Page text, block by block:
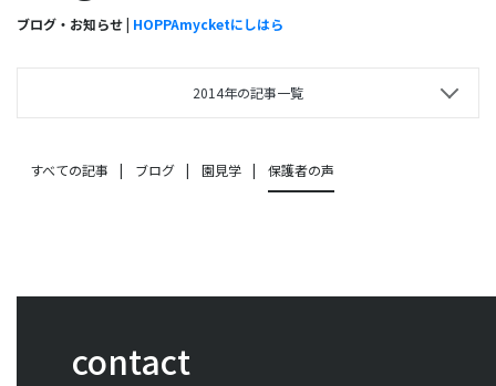
ブログ・お知らせ | HOPPAmycketにしはら
2014年の記事一覧
すべての記事 ブログ 園見学 保護者の声
contact